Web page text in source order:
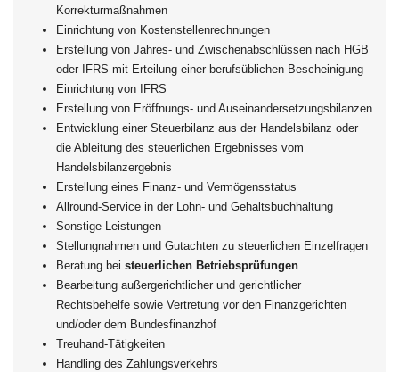
Korrekturmaßnahmen
Einrichtung von Kostenstellenrechnungen
Erstellung von Jahres- und Zwischenabschlüssen nach HGB
oder IFRS mit Erteilung einer berufsüblichen Bescheinigung
Einrichtung von IFRS
Erstellung von Eröffnungs- und Auseinandersetzungsbilanzen
Entwicklung einer Steuerbilanz aus der Handelsbilanz oder
die Ableitung des steuerlichen Ergebnisses vom
Handelsbilanzergebnis
Erstellung eines Finanz- und Vermögensstatus
Allround-Service in der Lohn- und Gehaltsbuchhaltung
Sonstige Leistungen
Stellungnahmen und Gutachten zu steuerlichen Einzelfragen
Beratung bei steuerlichen Betriebsprüfungen
Bearbeitung außergerichtlicher und gerichtlicher
Rechtsbehelfe sowie Vertretung vor den Finanzgerichten
und/oder dem Bundesfinanzhof
Treuhand-Tätigkeiten
Handling des Zahlungsverkehrs